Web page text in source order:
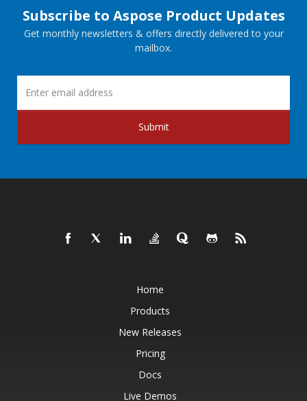
Subscribe to Aspose Product Updates
Get monthly newsletters & offers directly delivered to your
mailbox.
Submit
Home
Products
New Releases
Pricing
Docs
Live Demos